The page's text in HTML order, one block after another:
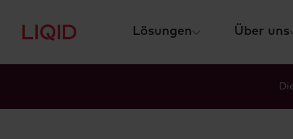
Lösungen Über uns